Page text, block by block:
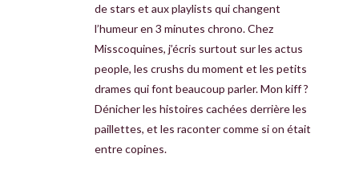
de stars et aux playlists qui changent
l’humeur en 3 minutes chrono. Chez
Misscoquines, j’écris surtout sur les actus
people, les crushs du moment et les petits
drames qui font beaucoup parler. Mon kiff ?
Dénicher les histoires cachées derrière les
paillettes, et les raconter comme si on était
entre copines.